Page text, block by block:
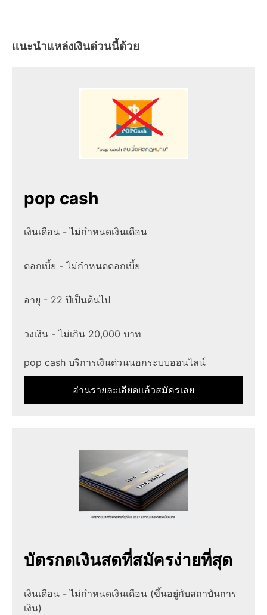
แนะนำแหล่งเงินด่วนนี้ด้วย
pop cash
เงินเดือน - ไม่กำหนดเงินเดือน
ดอกเบี้ย - ไม่กำหนดดอกเบี้ย
อายุ - 22 ปีเป็นต้นไป
วงเงิน - ไม่เกิน 20,000 บาท
pop cash บริการเงินด่วนนอกระบบออนไลน์
อ่านรายละเอียดแล้วสมัครเลย
บัตรกดเงินสดที่สมัครง่ายที่สุด
เงินเดือน - ไม่กำหนดเงินเดือน (ขึ้นอยู่กับสถาบันการ
เงิน)